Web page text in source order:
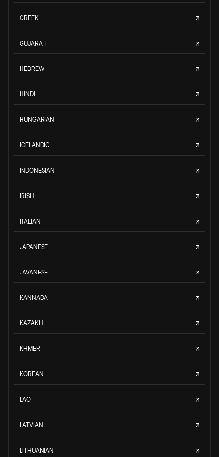
GREEK
GUJARATI
HEBREW
HINDI
HUNGARIAN
ICELANDIC
INDONESIAN
IRISH
ITALIAN
JAPANESE
JAVANESE
KANNADA
KAZAKH
KHMER
KOREAN
LAO
LATVIAN
LITHUANIAN